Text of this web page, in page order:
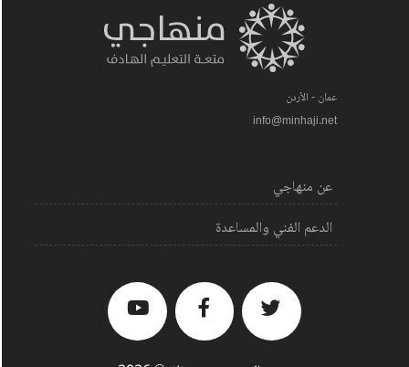
عمان - الأردن
info@minhaji.net
عن منهاجي
الدعم الفني والمساعدة